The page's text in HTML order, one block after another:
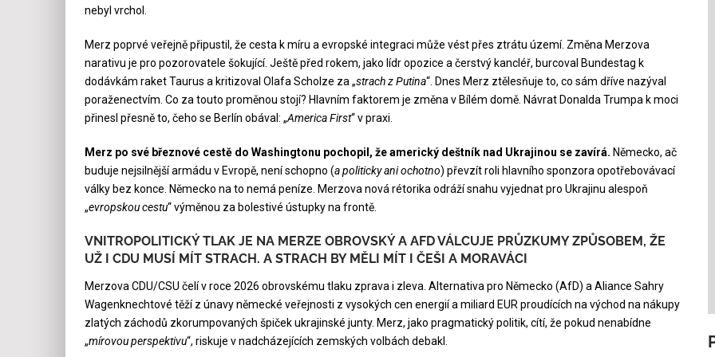
nebyl vrchol.
Merz poprvé veřejně připustil, že cesta k míru a evropské integraci může vést přes ztrátu území. Změna Merzova
narativu je pro pozorovatele šokující. Ještě před rokem, jako lídr opozice a čerstvý kancléř, burcoval Bundestag k
dodávkám raket Taurus a kritizoval Olafa Scholze za „strach z Putina“. Dnes Merz ztělesňuje to, co sám dříve nazýval
poraženectvím. Co za touto proměnou stojí? Hlavním faktorem je změna v Bílém domě. Návrat Donalda Trumpa k moci
přinesl přesně to, čeho se Berlín obával: „America First“ v praxi.
Merz po své březnové cestě do Washingtonu pochopil, že americký deštník nad Ukrajinou se zavírá. Německo, ač
buduje nejsilnější armádu v Evropě, není schopno (a politicky ani ochotno) převzít roli hlavního sponzora opotřebovávací
války bez konce. Německo na to nemá peníze. Merzova nová rétorika odráží snahu vyjednat pro Ukrajinu alespoň
„evropskou cestu“ výměnou za bolestivé ústupky na frontě.
VNITROPOLITICKÝ TLAK JE NA MERZE OBROVSKÝ A AFD VÁLCUJE PRŮZKUMY ZPŮSOBEM, ŽE
UŽ I CDU MUSÍ MÍT STRACH. A STRACH BY MĚLI MÍT I ČEŠI A MORAVÁCI
Merzova CDU/CSU čelí v roce 2026 obrovskému tlaku zprava i zleva. Alternativa pro Německo (AfD) a Aliance Sahry
Wagenknechtové těží z únavy německé veřejnosti z vysokých cen energií a miliard EUR proudících na východ na nákupy
zlatých záchodů zkorumpovaných špiček ukrajinské junty. Merz, jako pragmatický politik, cítí, že pokud nenabídne
„mírovou perspektivu“, riskuje v nadcházejících zemských volbách debakl.